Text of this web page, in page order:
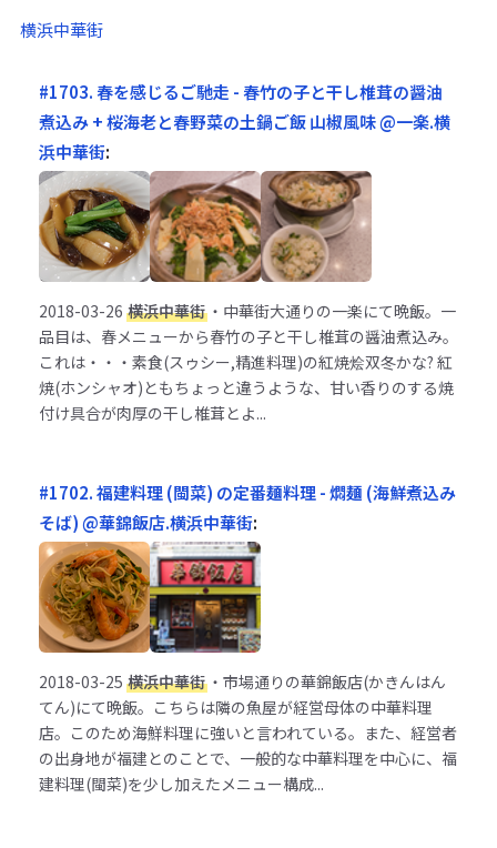
横浜中華街
#1703. 春を感じるご馳走 - 春竹の子と干し椎茸の醤油
煮込み + 桜海老と春野菜の土鍋ご飯 山椒風味 @一楽.横
浜中華街:
2018-03-26 横浜中華街・中華街大通りの一楽にて晩飯。一
品目は、春メニューから春竹の子と干し椎茸の醤油煮込み。
これは・・・素食(スゥシー,精進料理)の紅焼烩双冬かな? 紅
焼(ホンシャオ)ともちょっと違うような、甘い香りのする焼
付け具合が肉厚の干し椎茸とよ...
#1702. 福建料理 (閩菜) の定番麺料理 - 燜麺 (海鮮煮込み
そば) @華錦飯店.横浜中華街:
2018-03-25 横浜中華街・市場通りの華錦飯店(かきんはん
てん)にて晩飯。こちらは隣の魚屋が経営母体の中華料理
店。このため海鮮料理に強いと言われている。また、経営者
の出身地が福建とのことで、一般的な中華料理を中心に、福
建料理(閩菜)を少し加えたメニュー構成...